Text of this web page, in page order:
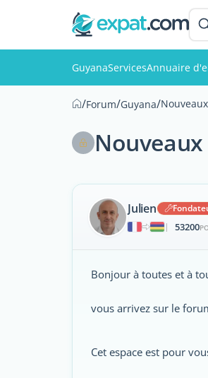
GuyanaServicesAnnuaire
/Forum/Guyana/
Julien
|
53200
Bonjour à toutes et à
vous arrivez sur le
Cet espace est pour